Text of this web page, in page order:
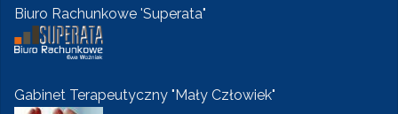
Biuro Rachunkowe 'Superata"
Gabinet Terapeutyczny "Mały Człowiek"